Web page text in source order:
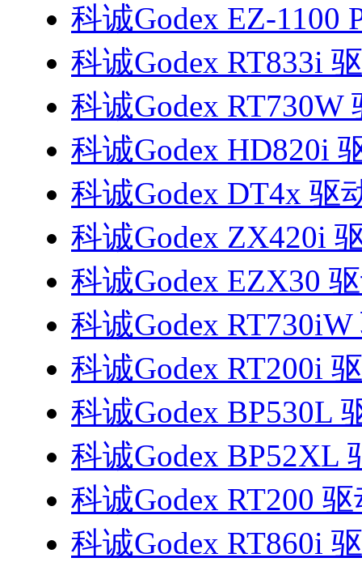
科诚Godex EZ-1100
科诚Godex RT833i
科诚Godex RT730W
科诚Godex HD820i
科诚Godex DT4x 驱
科诚Godex ZX420i
科诚Godex EZX30
科诚Godex
科诚Godex RT200i
科诚Godex BP530L
科诚Godex BP52XL
科诚Godex RT200
科诚Godex RT860i